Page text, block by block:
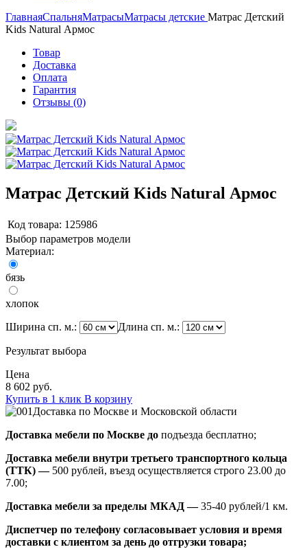
ГлавнаяСпальняМатрасыМатрасы детские Матрас Детский
Kids Natural Армос
Товар
Доставка
Оплата
Гарантия
Отзывы (0)
Матрас Детский Kids Natural Армос
Код товара: 125986
Выбор параметров модели
Материал:
бязь
хлопок
Ширина сп. м.:
Длина сп. м.:
Результат выбора
Цена
8 602 руб.
Купить в 1 клик В корзину
Доставка по Москве и Московской области
Доставка мебели по Москве до подъезда бесплатно;
Доставка мебели внутри третьего транспортного кольца
(ТТК) —500 рублей, въезд осуществляется строго 23.00 до
7.00;
Доставка мебели за пределы МКАД —35-40 рублей/1 км.
Диспетчер по телефону согласовывает условия и время
доставки с клиентом за день до отгрузки товара;